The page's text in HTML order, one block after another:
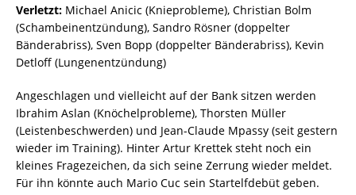
Verletzt: Michael Anicic (Knieprobleme), Christian Bolm
(Schambeinentzündung), Sandro Rösner (doppelter
Bänderabriss), Sven Bopp (doppelter Bänderabriss), Kevin
Detloff (Lungenentzündung)
Angeschlagen und vielleicht auf der Bank sitzen werden
Ibrahim Aslan (Knöchelprobleme), Thorsten Müller
(Leistenbeschwerden) und Jean-Claude Mpassy (seit gestern
wieder im Training). Hinter Artur Krettek steht noch ein
kleines Fragezeichen, da sich seine Zerrung wieder meldet.
Für ihn könnte auch Mario Cuc sein Startelfdebüt geben.